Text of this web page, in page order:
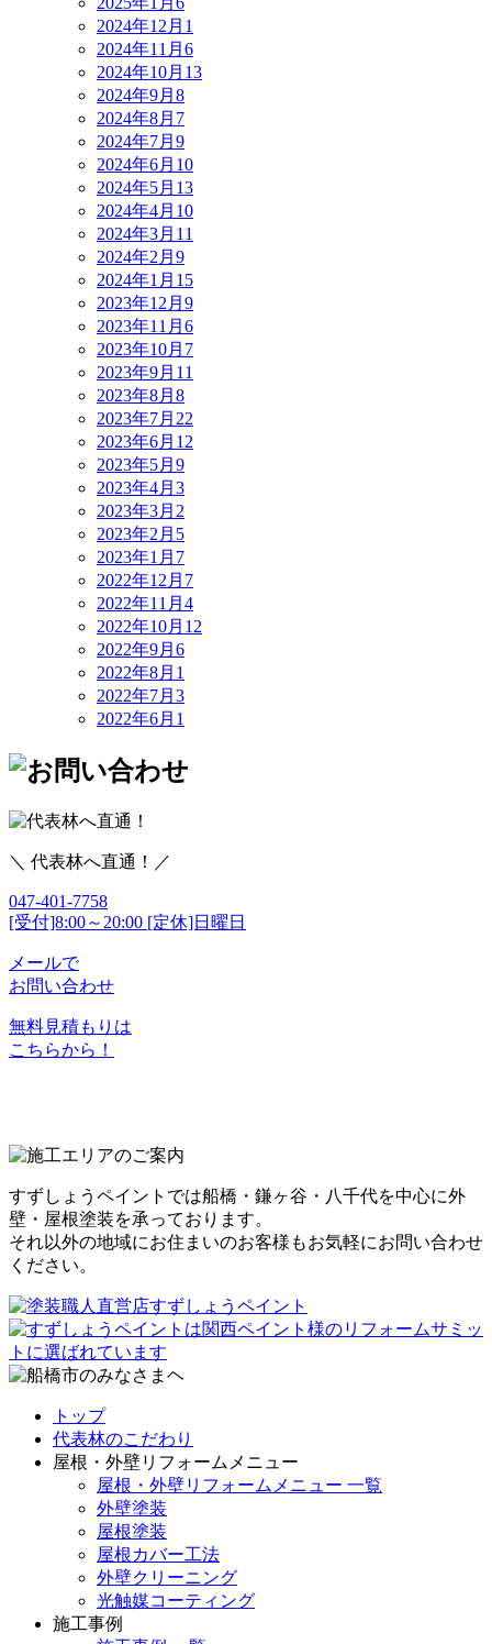
2024年12月 1
2024年11月 6
2024年10月 13
2024年9月 8
2024年8月 7
2024年7月 9
2024年6月 10
2024年5月 13
2024年4月 10
2024年3月 11
2024年2月 9
2024年1月 15
2023年12月 9
2023年11月 6
2023年10月 7
2023年9月 11
2023年8月 8
2023年7月 22
2023年6月 12
2023年5月 9
2023年4月 3
2023年3月 2
2023年2月 5
2023年1月 7
2022年12月 7
2022年11月 4
2022年10月 12
2022年9月 6
2022年8月 1
2022年7月 3
2022年6月 1
＼ 代表林へ直通！／
047-401-7758
[受付]8:00～20:00 [定休]日曜日
メールで
お問い合わせ
無料見積もりは
こちらから！
すずしょうペイントでは船橋・鎌ヶ谷・八千代を中心に外
壁・屋根塗装を承っております。
それ以外の地域にお住まいのお客様もお気軽にお問い合わせ
ください。
トップ
代表林のこだわり
屋根・外壁リフォームメニュー
屋根・外壁リフォームメニュー 一覧
外壁塗装
屋根塗装
屋根カバー工法
外壁クリーニング
光触媒コーティング
施工事例